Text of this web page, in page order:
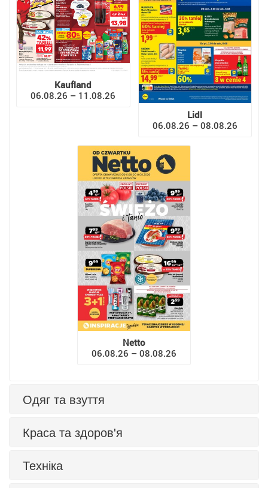
Kaufland
06.08.26 – 11.08.26
Lidl
06.08.26 – 08.08.26
Netto
06.08.26 – 08.08.26
Одяг та взуття
Краса та здоров'я
Техніка